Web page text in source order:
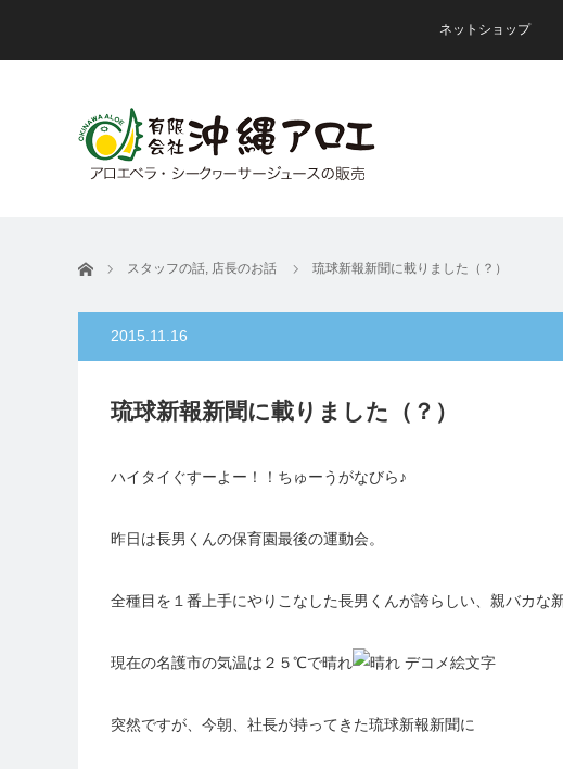
ネットショップ
ホーム スタッフの話, 店長のお話 琉球新報新聞に載りました（？）
2015.11.16
琉球新報新聞に載りました（？）
ハイタイぐすーよー！！ちゅーうがなびら♪
昨日は長男くんの保育園最後の運動会。
全種目を１番上手にやりこなした長男くんが誇らしい、親バカな
現在の名護市の気温は２５℃で晴れ
突然ですが、 今朝、社長が持ってきた琉球新報新聞に